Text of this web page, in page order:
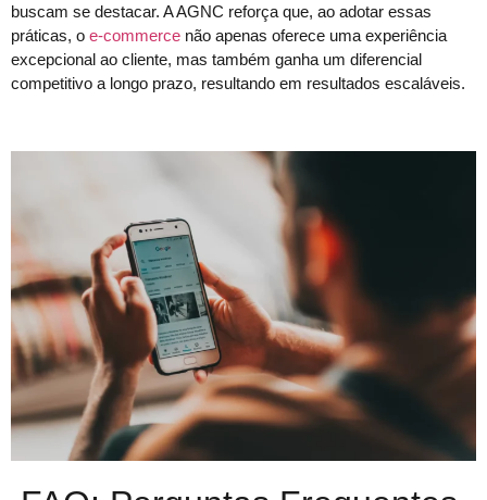
buscam se destacar. A AGNC reforça que, ao adotar essas
práticas, o e-commerce não apenas oferece uma experiência
excepcional ao cliente, mas também ganha um diferencial
competitivo a longo prazo, resultando em resultados escaláveis.